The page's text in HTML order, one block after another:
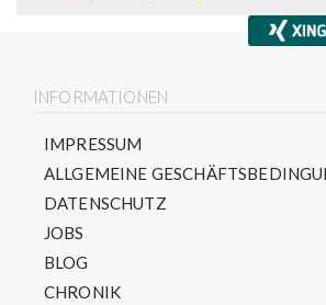
INFORMATIONEN
IMPRESSUM
ALLGEMEINE
DATENSCHUTZ
JOBS
BLOG
CHRONIK